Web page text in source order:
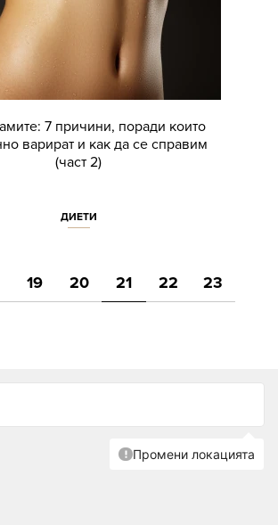
7 причини, поради които
варират и как да се справим
(част 2)
ДИЕТИ
19 20 21 22
23